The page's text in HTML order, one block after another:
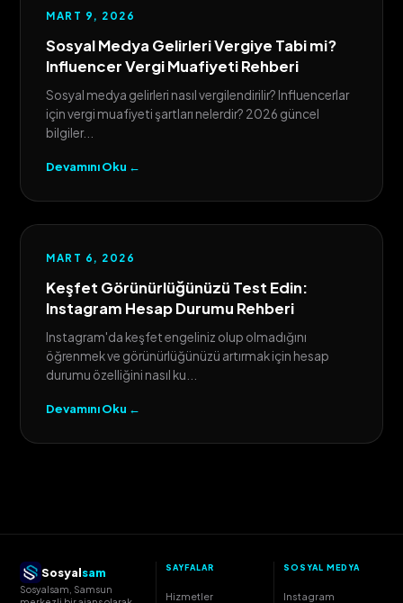
MART 9, 2026
Sosyal Medya Gelirleri Vergiye Tabi mi?
Influencer Vergi Muafiyeti Rehberi
Sosyal medya gelirleri nasıl vergilendirilir? Influencerlar
için vergi muafiyeti şartları nelerdir? 2026 güncel
bilgiler...
Devamını Oku ←
MART 6, 2026
Keşfet Görünürlüğünüzü Test Edin:
Instagram Hesap Durumu Rehberi
Instagram'da keşfet engeliniz olup olmadığını
öğrenmek ve görünürlüğünüzü artırmak için hesap
durumu özelliğini nasıl ku...
Devamını Oku ←
Sosyalsam
Sosyalsam, Samsun
SAYFALAR
Hizmetler
SOSYAL MEDYA
Instagram